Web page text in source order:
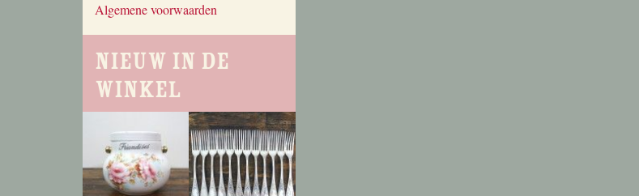
Algemene voorwaarden
Nieuw in de
winkel